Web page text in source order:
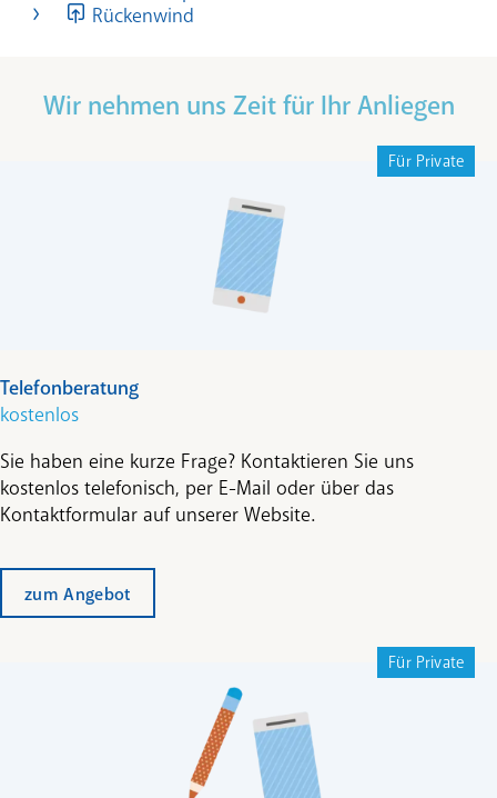
Rückenwind
Wir nehmen uns Zeit für Ihr Anliegen
Für Private
Telefonberatung
kostenlos
Sie haben eine kurze Frage? Kontaktieren Sie uns
kostenlos telefonisch, per E-Mail oder über das
Kontaktformular auf unserer Website.
zum Angebot
Für Private